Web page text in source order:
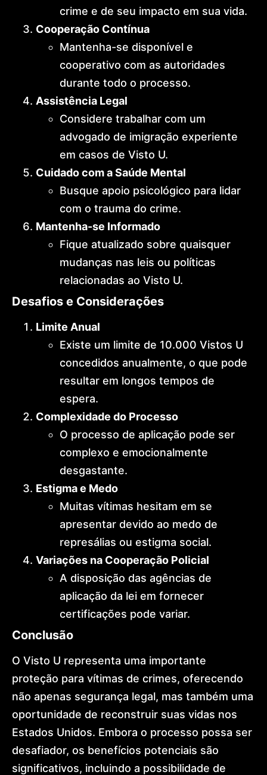
crime e de seu impacto em sua vida.
Cooperação Contínua
Mantenha-se disponível e
cooperativo com as autoridades
durante todo o processo.
Assistência Legal
Considere trabalhar com um
advogado de imigração experiente
em casos de Visto U.
Cuidado com a Saúde Mental
Busque apoio psicológico para lidar
com o trauma do crime.
Mantenha-se Informado
Fique atualizado sobre quaisquer
mudanças nas leis ou políticas
relacionadas ao Visto U.
Desafios e Considerações
Limite Anual
Existe um limite de 10.000 Vistos U
concedidos anualmente, o que pode
resultar em longos tempos de
espera.
Complexidade do Processo
O processo de aplicação pode ser
complexo e emocionalmente
desgastante.
Estigma e Medo
Muitas vítimas hesitam em se
apresentar devido ao medo de
represálias ou estigma social.
Variações na Cooperação Policial
A disposição das agências de
aplicação da lei em fornecer
certificações pode variar.
Conclusão
O Visto U representa uma importante
proteção para vítimas de crimes, oferecendo
não apenas segurança legal, mas também uma
oportunidade de reconstruir suas vidas nos
Estados Unidos. Embora o processo possa ser
desafiador, os benefícios potenciais são
significativos, incluindo a possibilidade de